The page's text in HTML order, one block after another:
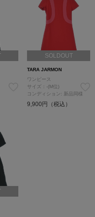
SOLDOUT
TARA JARMON
ワンピース
サイズ：-(M位)
コンディション: 新品同様
9,900円（税込）